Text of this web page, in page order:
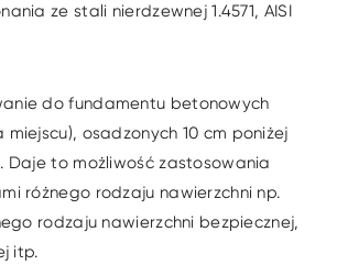
ze stali nierdzewnej 1.4571, AISI
do fundamentu betonowych
miejscu), osadzonych 10 cm poniżej
Daje to możliwość zastosowania
różnego rodzaju nawierzchni np.
rodzaju nawierzchni bezpiecznej,
itp.